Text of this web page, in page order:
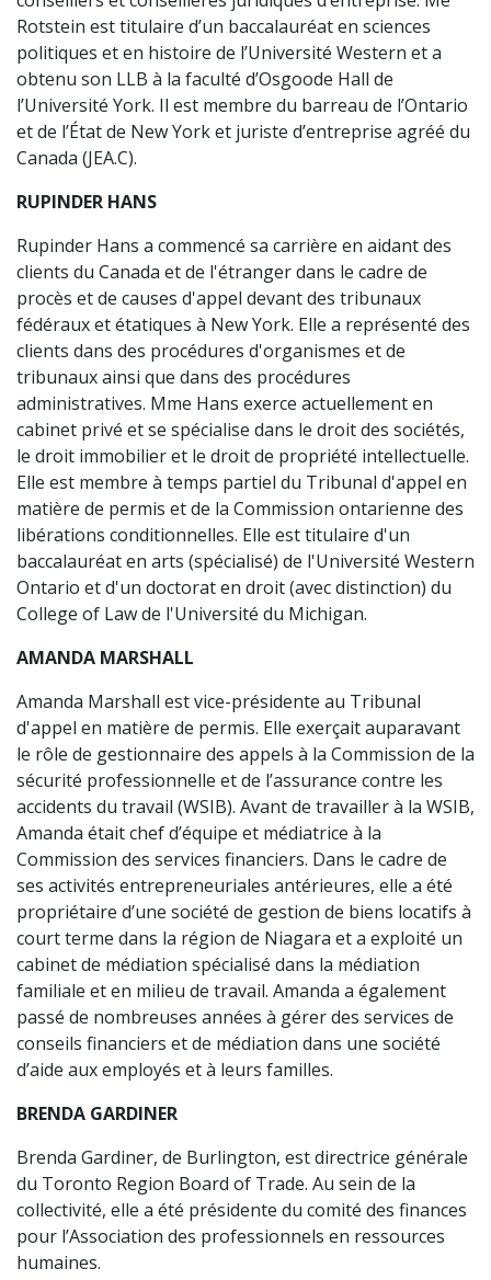
Rotstein est titulaire d’un baccalauréat en sciences
politiques et en histoire de l’Université Western et a
obtenu son LLB à la faculté d’Osgoode Hall de
l’Université York. Il est membre du barreau de l’Ontario
et de l’État de New York et juriste d’entreprise agréé du
Canada (JEA.C).
RUPINDER HANS
Rupinder Hans a commencé sa carrière en aidant des
clients du Canada et de l'étranger dans le cadre de
procès et de causes d'appel devant des tribunaux
fédéraux et étatiques à New York. Elle a représenté des
clients dans des procédures d'organismes et de
tribunaux ainsi que dans des procédures
administratives. Mme Hans exerce actuellement en
cabinet privé et se spécialise dans le droit des sociétés,
le droit immobilier et le droit de propriété intellectuelle.
Elle est membre à temps partiel du Tribunal d'appel en
matière de permis et de la Commission ontarienne des
libérations conditionnelles. Elle est titulaire d'un
baccalauréat en arts (spécialisé) de l'Université Western
Ontario et d'un doctorat en droit (avec distinction) du
College of Law de l'Université du Michigan.
AMANDA MARSHALL
Amanda Marshall est vice-présidente au Tribunal
d'appel en matière de permis. Elle exerçait auparavant
le rôle de gestionnaire des appels à la Commission de la
sécurité professionnelle et de l’assurance contre les
accidents du travail (WSIB). Avant de travailler à la WSIB,
Amanda était chef d’équipe et médiatrice à la
Commission des services financiers. Dans le cadre de
ses activités entrepreneuriales antérieures, elle a été
propriétaire d’une société de gestion de biens locatifs à
court terme dans la région de Niagara et a exploité un
cabinet de médiation spécialisé dans la médiation
familiale et en milieu de travail. Amanda a également
passé de nombreuses années à gérer des services de
conseils financiers et de médiation dans une société
d’aide aux employés et à leurs familles.
BRENDA GARDINER
Brenda Gardiner, de Burlington, est directrice générale
du Toronto Region Board of Trade. Au sein de la
collectivité, elle a été présidente du comité des finances
pour l’Association des professionnels en ressources
humaines.